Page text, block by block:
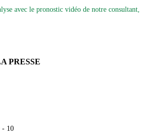
avec le pronostic vidéo de notre consultant,
PRESSE
- 10